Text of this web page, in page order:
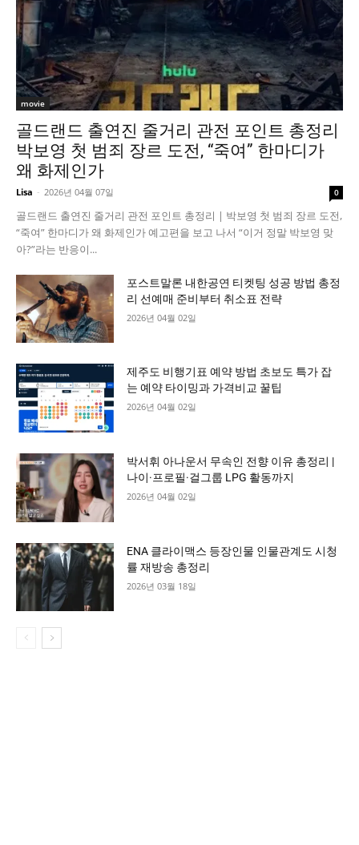
movie
골드랜드 출연진 줄거리 관전 포인트 총정리
박보영 첫 범죄 장르 도전, “죽여” 한마디가
왜 화제인가
Lisa - 2026년 04월 07일 0
골드랜드 출연진 줄거리 관전 포인트 총정리 | 박보영 첫 범죄 장르 도전,
“죽여” 한마디가 왜 화제인가 예고편을 보고 나서 “이거 정말 박보영 맞
아?”라는 반응이...
포스트말론 내한공연 티켓팅 성공 방법 총정
리 선예매 준비부터 취소표 전략
2026년 04월 02일
제주도 비행기표 예약 방법 초보도 특가 잡
는 예약 타이밍과 가격비교 꿀팁
2026년 04월 02일
박서휘 아나운서 무속인 전향 이유 총정리 |
나이·프로필·걸그룹 LPG 활동까지
2026년 04월 02일
ENA 클라이맥스 등장인물 인물관계도 시청
률 재방송 총정리
2026년 03월 18일